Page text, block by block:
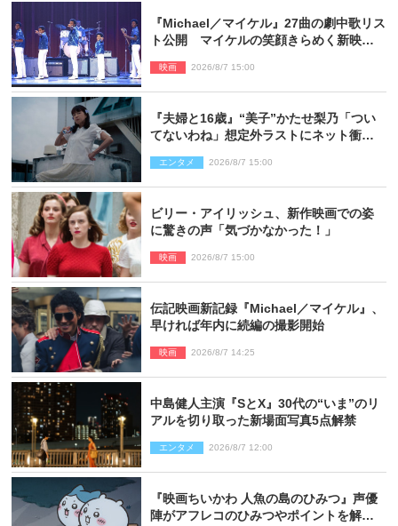
『Michael／マイケル』27曲の劇中歌リス
ト公開 マイケルの笑顔きらめく新映像
映画 2026/8/7 15:00
『夫婦と16歳』“美子”かたせ梨乃「つい
てないわね」想定外ラストにネット衝撃
り）
エンタメ 2026/8/7 15:00
ビリー・アイリッシュ、新作映画での姿
に驚きの声「気づかなかった！」
映画 2026/8/7 15:00
伝記映画新記録『Michael／マイケル』、
早ければ年内に続編の撮影開始
映画 2026/8/7 14:25
中島健人主演『SとX』30代の“いま”のリ
アルを切り取った新場面写真5点解禁
エンタメ 2026/8/7 12:00
『映画ちいかわ 人魚の島のひみつ』声優
陣がアフレコのひみつやポイントを解